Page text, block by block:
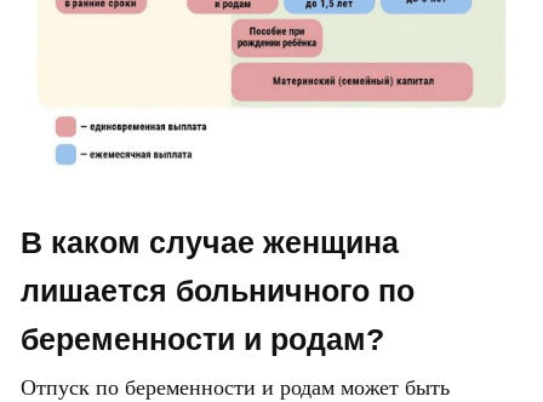
В каком случае женщина
лишается больничного по
беременности и родам?
Отпуск по беременности и родам может быть